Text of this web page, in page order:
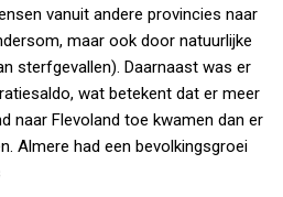
vanuit andere provincies naar
maar ook door natuurlijke
sterfgevallen). Daarnaast was er
wat betekent dat er meer
naar Flevoland toe kwamen dan er
Almere had een bevolkingsgroei